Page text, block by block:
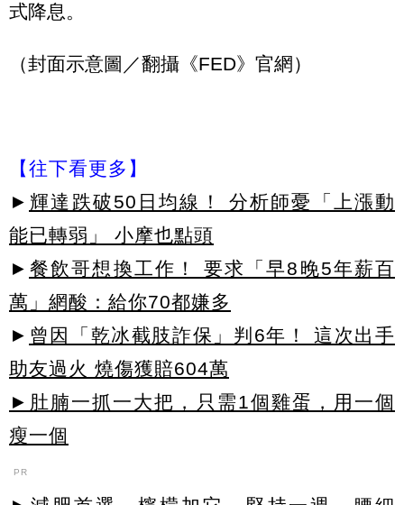
式降息。
（封面示意圖／翻攝《FED》官網）
【往下看更多】
► 輝達跌破50日均線！ 分析師憂「上漲動
能已轉弱」 小摩也點頭
► 餐飲哥想換工作！ 要求「早8晚5年薪百
萬」網酸：給你70都嫌多
► 曾因「乾冰截肢詐保」判6年！ 這次出手
助友過火 燒傷獲賠604萬
►肚腩一抓一大把，只需1個雞蛋，用一個
瘦一個
PR